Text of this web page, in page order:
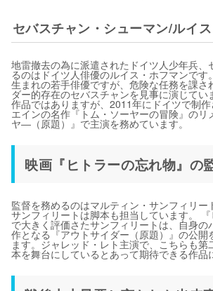
セバスチャン・シューマン/ルイ
地雷撤去の為に派遣されたドイツ人少年兵、
るのはドイツ人俳優のルイス・ホフマンで
生まれの若手俳優ですが、危険な任務を課さ
ダー的存在のセバスチャンを見事に演じてい
作品ではありますが、2011年にドイツで制
エインの名作『トム・ソーヤーの冒険』のリ
ヤ―（原題）』で主演を務めています。
映画『ヒトラーの忘れ物』の
監督を務めるのはマルティン・サンフィリー
サンフィリートは脚本も担当しています。 『
で大きく評価さたサンフィリートは、自身の
作となる『アウトサイダー（原題）』の公開
ます。ジャレッド・レト主演で、こちらも第
本を舞台にしているとあって期待できる作品